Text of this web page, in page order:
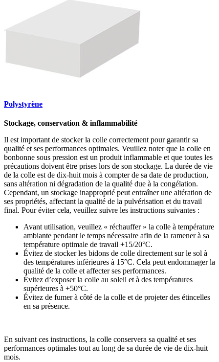
Polystyrène
Stockage, conservation & inflammabilité
Il est important de stocker la colle correctement pour garantir sa
qualité et ses performances optimales. Veuillez noter que la colle en
bonbonne sous pression est un produit inflammable et que toutes les
précautions doivent être prises lors de son stockage. La durée de vie
de la colle est de dix-huit mois à compter de sa date de production,
sans altération ni dégradation de la qualité due à la congélation.
Cependant, un stockage inapproprié peut entraîner une altération de
ses propriétés, affectant la qualité de la pulvérisation et du travail
final. Pour éviter cela, veuillez suivre les instructions suivantes :
Avant utilisation, veuillez « réchauffer » la colle à température
ambiante pendant le temps nécessaire afin de la ramener à sa
température optimale de travail +15/20°C.
Évitez de stocker les bidons de colle directement sur le sol à
des températures inférieures à 15°C. Cela peut endommager la
qualité de la colle et affecter ses performances.
Évitez d’exposer la colle au soleil et à des températures
supérieures à +50°C.
Évitez de fumer à côté de la colle et de projeter des étincelles
en sa présence.
En suivant ces instructions, la colle conservera sa qualité et ses
performances optimales tout au long de sa durée de vie de dix-huit
mois.